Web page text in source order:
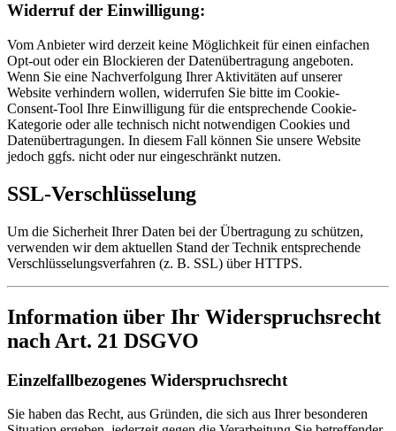
Widerruf der Einwilligung:
Vom Anbieter wird derzeit keine Möglichkeit für einen einfachen
Opt-out oder ein Blockieren der Datenübertragung angeboten.
Wenn Sie eine Nachverfolgung Ihrer Aktivitäten auf unserer
Website verhindern wollen, widerrufen Sie bitte im Cookie-
Consent-Tool Ihre Einwilligung für die entsprechende Cookie-
Kategorie oder alle technisch nicht notwendigen Cookies und
Datenübertragungen. In diesem Fall können Sie unsere Website
jedoch ggfs. nicht oder nur eingeschränkt nutzen.
SSL-Verschlüsselung
Um die Sicherheit Ihrer Daten bei der Übertragung zu schützen,
verwenden wir dem aktuellen Stand der Technik entsprechende
Verschlüsselungsverfahren (z. B. SSL) über HTTPS.
Information über Ihr Widerspruchsrecht
nach Art. 21 DSGVO
Einzelfallbezogenes Widerspruchsrecht
Sie haben das Recht, aus Gründen, die sich aus Ihrer besonderen